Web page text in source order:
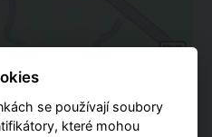
se používají soubory
které mohou